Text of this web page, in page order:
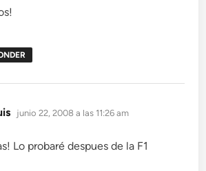
dice:
junio 22, 2008 a las 11:26 am
Lo probaré despues de la F1